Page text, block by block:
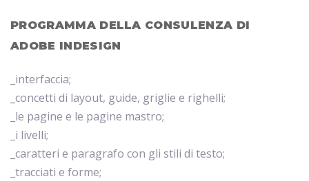
PROGRAMMA DELLA CONSULENZA DI
ADOBE INDESIGN
_interfaccia;
_concetti di layout, guide, griglie e righelli;
_le pagine e le pagine mastro;
_i livelli;
_caratteri e paragrafo con gli stili di testo;
_tracciati e forme;